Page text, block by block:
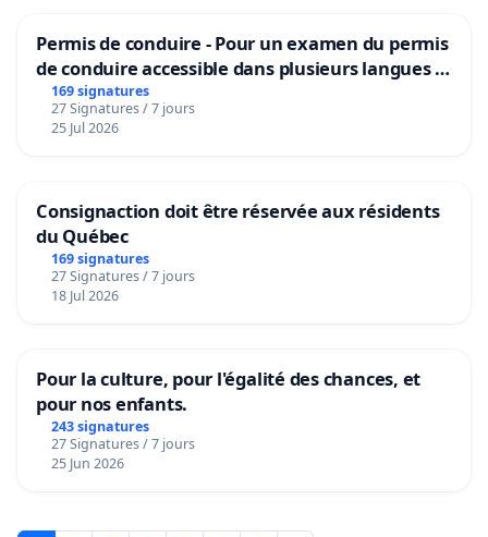
Permis de conduire - Pour un examen du permis
de conduire accessible dans plusieurs langues à
Bruxelles
169 signatures
27 Signatures / 7 jours
25 Jul 2026
Consignaction doit être réservée aux résidents
du Québec
169 signatures
27 Signatures / 7 jours
18 Jul 2026
Pour la culture, pour l'égalité des chances, et
pour nos enfants.
243 signatures
27 Signatures / 7 jours
25 Jun 2026